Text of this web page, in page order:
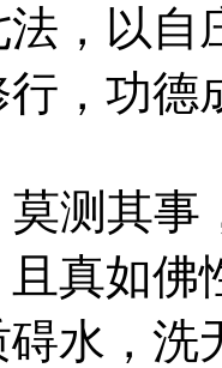
，以自
，功德
测其
真如佛
水，洗